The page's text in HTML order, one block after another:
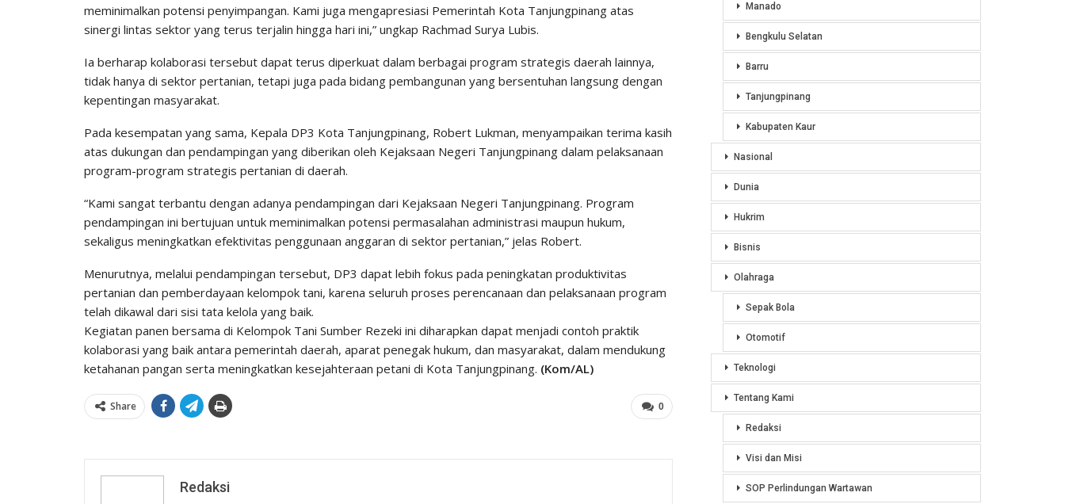
meminimalkan potensi penyimpangan. Kami juga mengapresiasi Pemerintah Kota Tanjungpinang atas
sinergi lintas sektor yang terus terjalin hingga hari ini,” ungkap Rachmad Surya Lubis.
Ia berharap kolaborasi tersebut dapat terus diperkuat dalam berbagai program strategis daerah lainnya,
tidak hanya di sektor pertanian, tetapi juga pada bidang pembangunan yang bersentuhan langsung dengan
kepentingan masyarakat.
Pada kesempatan yang sama, Kepala DP3 Kota Tanjungpinang, Robert Lukman, menyampaikan terima kasih
atas dukungan dan pendampingan yang diberikan oleh Kejaksaan Negeri Tanjungpinang dalam pelaksanaan
program-program strategis pertanian di daerah.
“Kami sangat terbantu dengan adanya pendampingan dari Kejaksaan Negeri Tanjungpinang. Program
pendampingan ini bertujuan untuk meminimalkan potensi permasalahan administrasi maupun hukum,
sekaligus meningkatkan efektivitas penggunaan anggaran di sektor pertanian,” jelas Robert.
Menurutnya, melalui pendampingan tersebut, DP3 dapat lebih fokus pada peningkatan produktivitas
pertanian dan pemberdayaan kelompok tani, karena seluruh proses perencanaan dan pelaksanaan program
telah dikawal dari sisi tata kelola yang baik.
Kegiatan panen bersama di Kelompok Tani Sumber Rezeki ini diharapkan dapat menjadi contoh praktik
kolaborasi yang baik antara pemerintah daerah, aparat penegak hukum, dan masyarakat, dalam mendukung
ketahanan pangan serta meningkatkan kesejahteraan petani di Kota Tanjungpinang. (Kom/AL)
0
Share
Redaksi
Manado
Bengkulu Selatan
Barru
Tanjungpinang
Kabupaten Kaur
Nasional
Dunia
Hukrim
Bisnis
Olahraga
Sepak Bola
Otomotif
Teknologi
Tentang Kami
Redaksi
Visi dan Misi
SOP Perlindungan Wartawan